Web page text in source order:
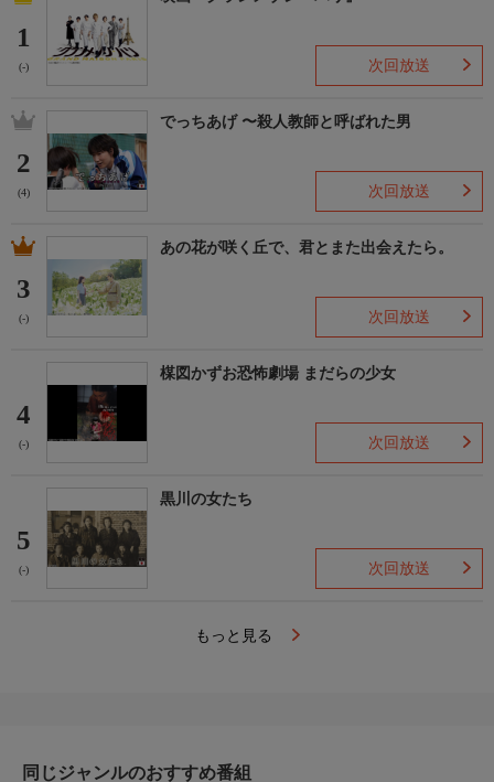
1
(-) 次回放送
2
(4)
でっちあげ 〜殺人教師と呼ばれた男
次回放送
3
(-)
あの花が咲く丘で、君とまた出会えたら。
次回放送
4
(-)
楳図かずお恐怖劇場 まだらの少女
次回放送
5
(-)
黒川の女たち
次回放送
もっと見る
同じジャンルのおすすめ番組